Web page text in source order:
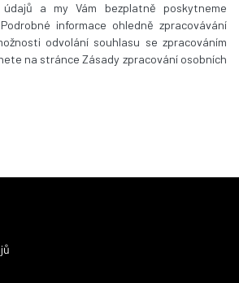
údajů a my Vám bezplatně poskytneme
informace ohledně zpracovávání
odvolání souhlasu se zpracováním
na stránce Zásady zpracování osobních